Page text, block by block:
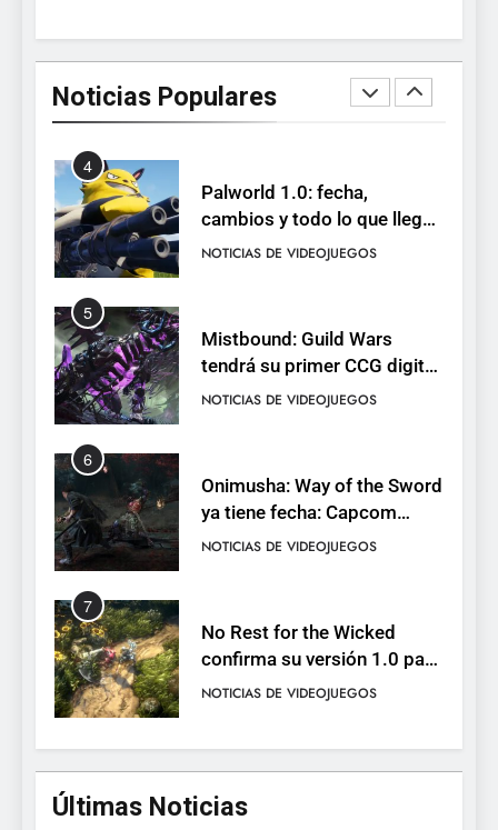
Noticias Populares
Collector’s Cove: una granja
flotante con alma de álbum
de cromos
NOTICIAS DE VIDEOJUEGOS
4
Palworld 1.0: fecha,
cambios y todo lo que llega
con el lanzamiento
NOTICIAS DE VIDEOJUEGOS
5
Mistbound: Guild Wars
tendrá su primer CCG digital
para PC y móviles
NOTICIAS DE VIDEOJUEGOS
6
Onimusha: Way of the Sword
ya tiene fecha: Capcom
lanza demo gratuita y abre
NOTICIAS DE VIDEOJUEGOS
7
No Rest for the Wicked
confirma su versión 1.0 para
octubre en PS5 y PC
NOTICIAS DE VIDEOJUEGOS
8
Stuntman: Hollywood
devuelve el espectáculo de
Últimas Noticias